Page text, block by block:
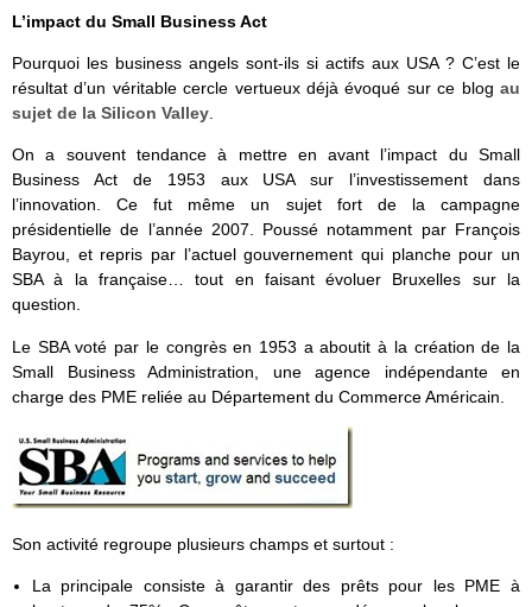
L’impact du Small Business Act
Pourquoi les business angels sont-ils si actifs aux USA ? C’est le
résultat d’un véritable cercle vertueux déjà évoqué sur ce blog au
sujet de la Silicon Valley.
On a souvent tendance à mettre en avant l’impact du Small
Business Act de 1953 aux USA sur l’investissement dans
l’innovation. Ce fut même un sujet fort de la campagne
présidentielle de l’année 2007. Poussé notamment par François
Bayrou, et repris par l’actuel gouvernement qui planche pour un
SBA à la française… tout en faisant évoluer Bruxelles sur la
question.
Le SBA voté par le congrès en 1953 a aboutit à la création de la
Small Business Administration, une agence indépendante en
charge des PME reliée au Département du Commerce Américain.
Son activité regroupe plusieurs champs et surtout :
La principale consiste à garantir des prêts pour les PME à